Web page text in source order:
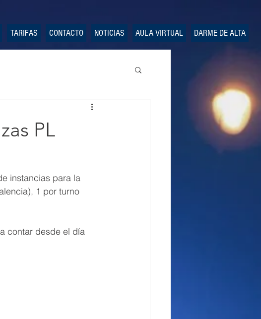
TARIFAS CONTACTO NOTICIAS AULA VIRTUAL DARME DE ALTA
PL
instancias para la
1 por turno
contar desde el día